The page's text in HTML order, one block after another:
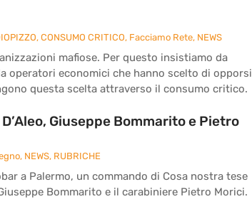
, CONSUMO CRITICO, Facciamo Rete, NEWS
mafiose. Per questo insistiamo da
operatori economici che hanno scelto di opporsi
questa scelta attraverso il consumo critico.
Giuseppe Bommarito e Pietro
, NEWS, RUBRICHE
a Palermo, un commando di Cosa nostra tese
Bommarito e il carabiniere Pietro Morici.